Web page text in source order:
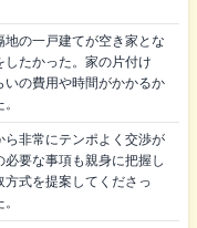
地の一戸建てが空き家とな
したかった。家の片付け
いの費用や時間がかかるか
ら非常にテンポよく交渉が
要な事項も親身に把握し
方式を提案してくださっ